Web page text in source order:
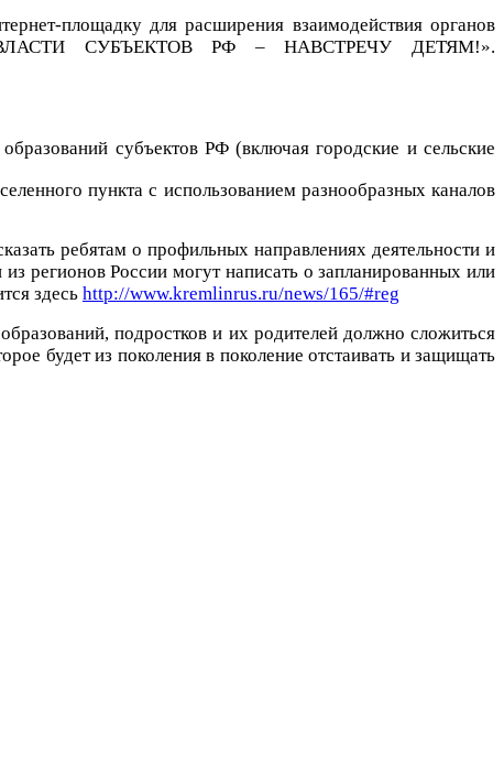
площадку для расширения взаимодействия органов
ВЛАСТИ СУБЪЕКТОВ РФ – НАВСТРЕЧУ ДЕТЯМ!».
субъектов РФ (включая городские и сельские
пункта с использованием разнообразных каналов
ребятам о профильных направлениях деятельности и
регионов России могут написать о запланированных или
здесь http://www.kremlinrus.ru/news/165/#reg
подростков и их родителей должно сложиться
будет из поколения в поколение отстаивать и защищать